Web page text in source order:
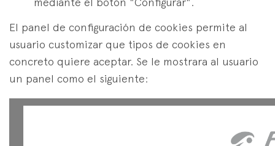
El panel de configuración de cookies permite al
usuario customizar que tipos de cookies en
concreto quiere aceptar. Se le mostrara al usuario
un panel como el siguiente: